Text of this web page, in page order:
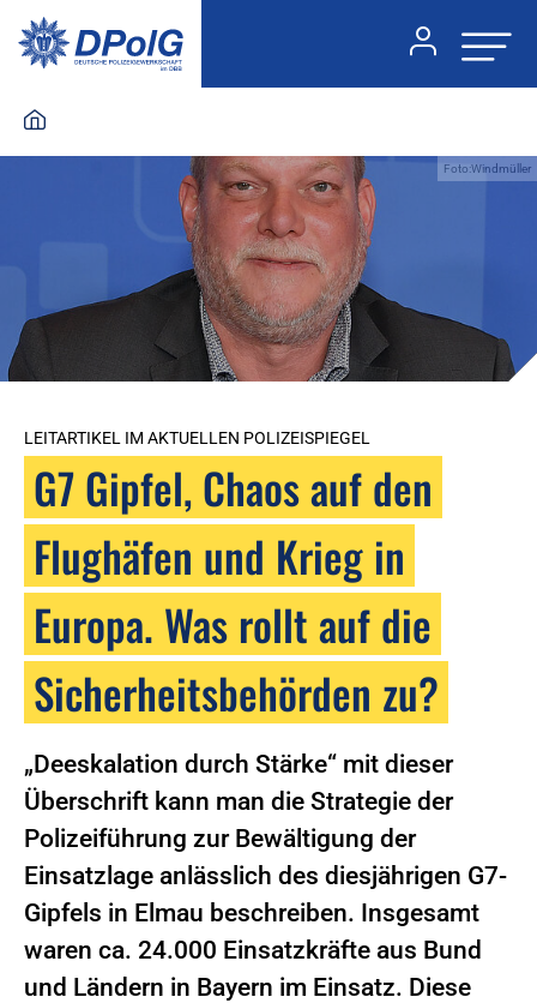
Foto:Windmüller
LEITARTIKEL IM AKTUELLEN POLIZEISPIEGEL
G7 Gipfel, Chaos auf den
Flughäfen und Krieg in
Europa. Was rollt auf die
Sicherheitsbehörden zu?
„Deeskalation durch Stärke“ mit dieser
Überschrift kann man die Strategie der
Polizeiführung zur Bewältigung der
Einsatzlage anlässlich des diesjährigen G7-
Gipfels in Elmau beschreiben. Insgesamt
waren ca. 24.000 Einsatzkräfte aus Bund
und Ländern in Bayern im Einsatz. Diese